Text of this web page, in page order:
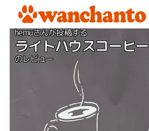
hemuさんが投稿する
ライトハウスコーヒー
のレビュー